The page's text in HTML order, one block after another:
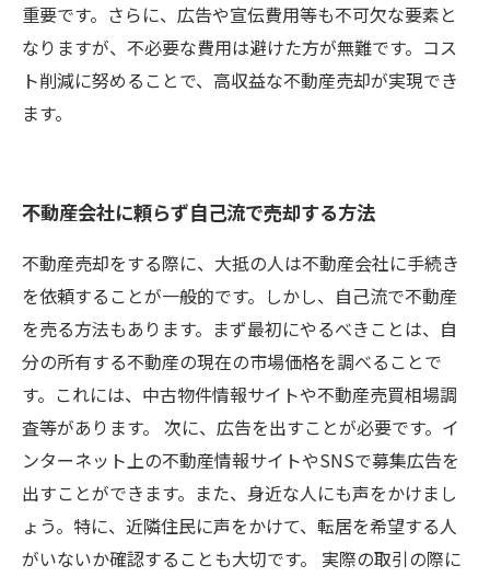
重要です。さらに、広告や宣伝費用等も不可欠な要素と
なりますが、不必要な費用は避けた方が無難です。コス
ト削減に努めることで、高収益な不動産売却が実現でき
ます。
不動産会社に頼らず自己流で売却する方法
不動産売却をする際に、大抵の人は不動産会社に手続き
を依頼することが一般的です。しかし、自己流で不動産
を売る方法もあります。まず最初にやるべきことは、自
分の所有する不動産の現在の市場価格を調べることで
す。これには、中古物件情報サイトや不動産売買相場調
査等があります。 次に、広告を出すことが必要です。イ
ンターネット上の不動産情報サイトやSNSで募集広告を
出すことができます。また、身近な人にも声をかけまし
ょう。特に、近隣住民に声をかけて、転居を希望する人
がいないか確認することも大切です。 実際の取引の際に